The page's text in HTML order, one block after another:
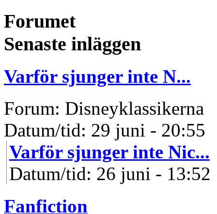
Forumet
Senaste inläggen
Varför sjunger inte N...
Forum: Disneyklassikerna
Datum/tid: 29 juni - 20:55
Varför sjunger inte Nic...
Datum/tid: 26 juni - 13:52
Fanfiction